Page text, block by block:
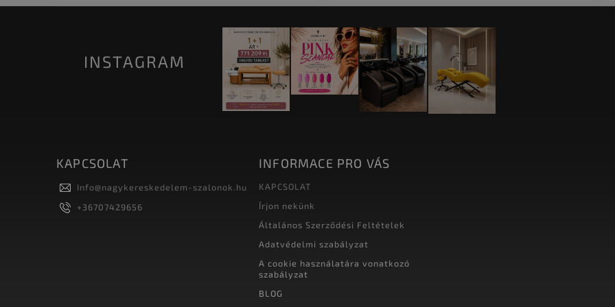
INSTAGRAM
KAPCSOLAT
Info@nagykereskedelem-szalonok.hu
+36707429656
INFORMACE PRO VÁS
KAPCSOLAT
Írjon nekünk
Általános Szerződési Feltételek
Adatvédelmi szabályzat
A cookie használatára vonatkozó
szabályzat
BLOG